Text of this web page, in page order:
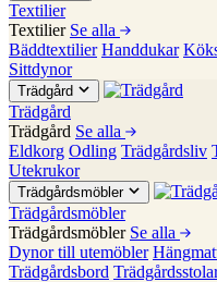
Textilier
Textilier Se alla
Bäddtextilier Handdukar
Sittdynor
Trädgård
Trädgård
Trädgård Se alla
Eldkorg Odling Trädgårdsliv
Utekrukor
Trädgårdsmöbler
Trädgårdsmöbler
Trädgårdsmöbler Se alla
Dynor till utemöbler
Trädgårdsbord